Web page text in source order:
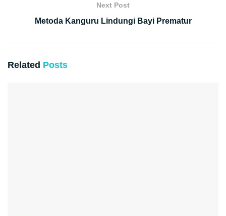
Next Post
Metoda Kanguru Lindungi Bayi Prematur
Related Posts